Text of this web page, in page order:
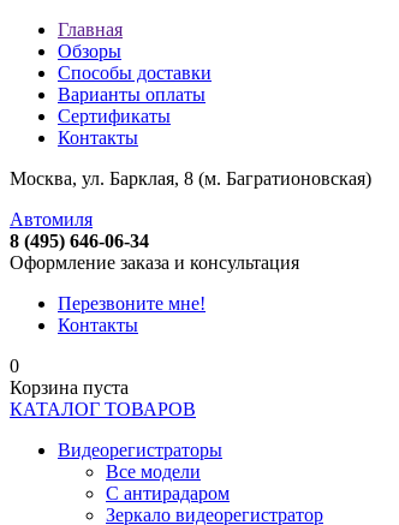
Главная
Обзоры
Способы доставки
Варианты оплаты
Сертификаты
Контакты
Москва, ул. Барклая, 8 (м. Багратионовская)
Автомиля
8 (495) 646-06-34
Оформление заказа и консультация
Перезвоните мне!
Контакты
0
Корзина пуста
КАТАЛОГ ТОВАРОВ
Видеорегистраторы
Все модели
C антирадаром
Зеркало видеорегистратор